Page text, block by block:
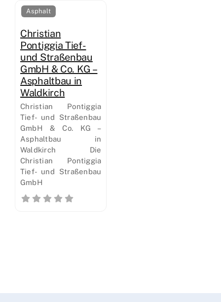
Asphalt
Christian
Pontiggia Tief-
und Straßenbau
GmbH & Co. KG –
Asphaltbau in
Waldkirch
Christian Pontiggia
Tief- und Straßenbau
GmbH & Co. KG –
Asphaltbau in
Waldkirch Die
Christian Pontiggia
Tief- und Straßenbau
GmbH